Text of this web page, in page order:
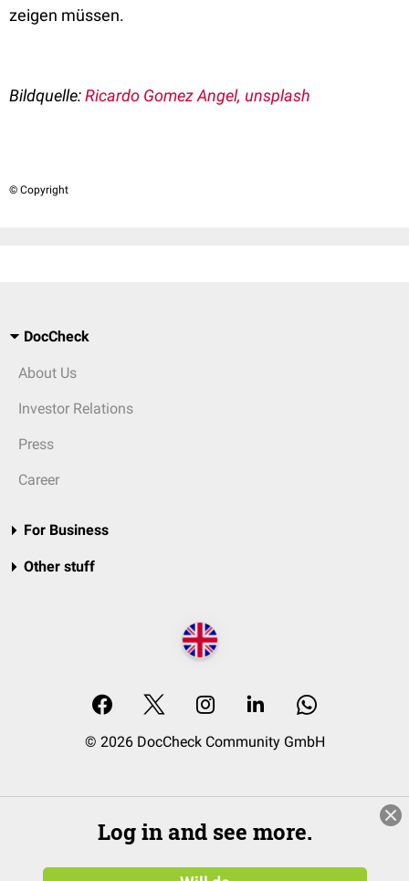
zeigen müssen.
Bildquelle:Ricardo Gomez Angel, unsplash
© Copyright
DocCheck
About Us
Investor Relations
Press
Career
For Business
Other stuff
© 2026 DocCheck Community GmbH
Log in and see more.